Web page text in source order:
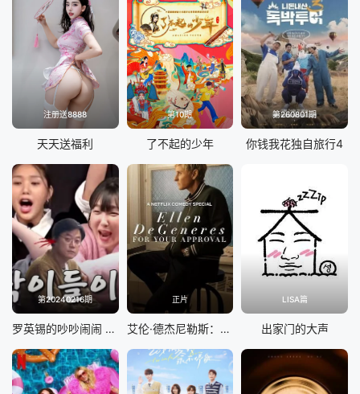
注册送8888
天天送福利
第10期
了不起的少年
第260801期
你钱我花独自旅行4
第20240216期
罗英锡的吵吵闹闹 蹦蹦地球游戏厅篇
正片
艾伦·德杰尼勒斯：请你许可
LISA篇
出家门的大声